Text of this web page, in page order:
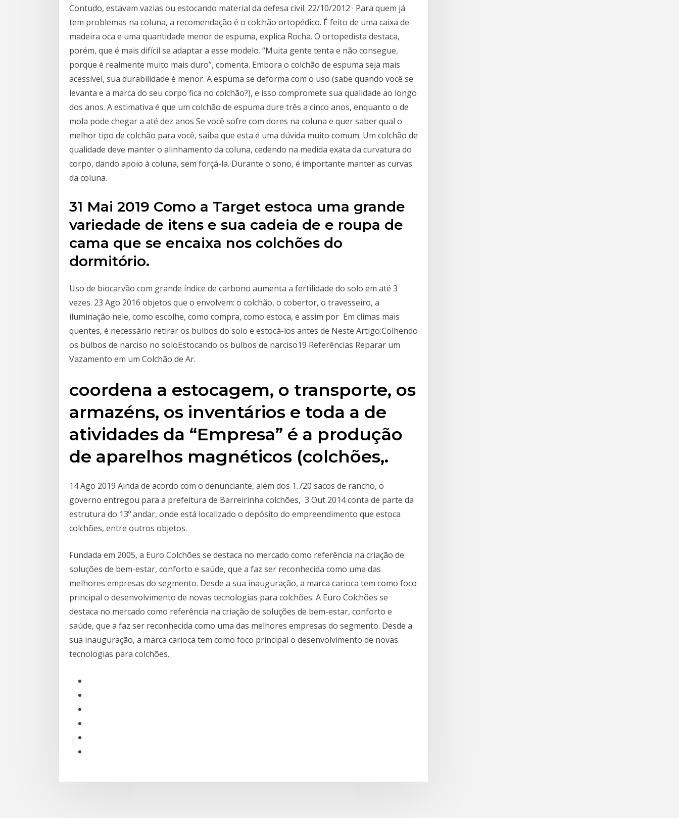
Contudo, estavam vazias ou estocando material da defesa civil. 22/10/2012 · Para quem já
tem problemas na coluna, a recomendação é o colchão ortopédico. É feito de uma caixa de
madeira oca e uma quantidade menor de espuma, explica Rocha. O ortopedista destaca,
porém, que é mais difícil se adaptar a esse modelo. “Muita gente tenta e não consegue,
porque é realmente muito mais duro”, comenta. Embora o colchão de espuma seja mais
acessível, sua durabilidade é menor. A espuma se deforma com o uso (sabe quando você se
levanta e a marca do seu corpo fica no colchão?), e isso compromete sua qualidade ao longo
dos anos. A estimativa é que um colchão de espuma dure três a cinco anos, enquanto o de
mola pode chegar a até dez anos Se você sofre com dores na coluna e quer saber qual o
melhor tipo de colchão para você, saiba que esta é uma dúvida muito comum. Um colchão de
qualidade deve manter o alinhamento da coluna, cedendo na medida exata da curvatura do
corpo, dando apoio à coluna, sem forçá-la. Durante o sono, é importante manter as curvas
da coluna.
31 Mai 2019 Como a Target estoca uma grande
variedade de itens e sua cadeia de e roupa de
cama que se encaixa nos colchões do
dormitório.
Uso de biocarvão com grande índice de carbono aumenta a fertilidade do solo em até 3
vezes. 23 Ago 2016 objetos que o envolvem: o colchão, o cobertor, o travesseiro, a
iluminação nele, como escolhe, como compra, como estoca, e assim por Em climas mais
quentes, é necessário retirar os bulbos do solo e estocá-los antes de Neste Artigo:Colhendo
os bulbos de narciso no soloEstocando os bulbos de narciso19 Referências Reparar um
Vazamento em um Colchão de Ar.
coordena a estocagem, o transporte, os
armazéns, os inventários e toda a de
atividades da “Empresa” é a produção
de aparelhos magnéticos (colchões,.
14 Ago 2019 Ainda de acordo com o denunciante, além dos 1.720 sacos de rancho, o
governo entregou para a prefeitura de Barreirinha colchões, 3 Out 2014 conta de parte da
estrutura do 13º andar, onde está localizado o depósito do empreendimento que estoca
colchões, entre outros objetos.
Fundada em 2005, a Euro Colchões se destaca no mercado como referência na criação de
soluções de bem-estar, conforto e saúde, que a faz ser reconhecida como uma das
melhores empresas do segmento. Desde a sua inauguração, a marca carioca tem como foco
principal o desenvolvimento de novas tecnologias para colchões. A Euro Colchões se
destaca no mercado como referência na criação de soluções de bem-estar, conforto e
saúde, que a faz ser reconhecida como uma das melhores empresas do segmento. Desde a
sua inauguração, a marca carioca tem como foco principal o desenvolvimento de novas
tecnologias para colchões.